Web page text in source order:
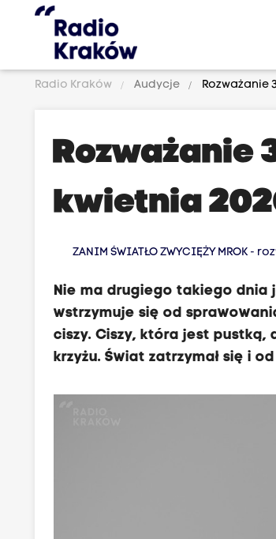
Radio Kraków Audycje Rozważanie
Rozważanie
kwietnia
ZANIM ŚWIATŁO ZWYCIĘŻY MROK -
Nie ma drugiego takiego dnia
wstrzymuje się od
ciszy. Ciszy, która jest pustką,
krzyżu. Świat zatrzymał się i